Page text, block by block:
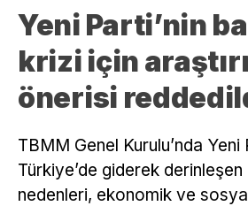
Yeni Parti’nin
krizi için
önerisi
TBMM Genel Kurulu’nda Yeni
Türkiye’de giderek derinleşen
nedenleri, ekonomik ve